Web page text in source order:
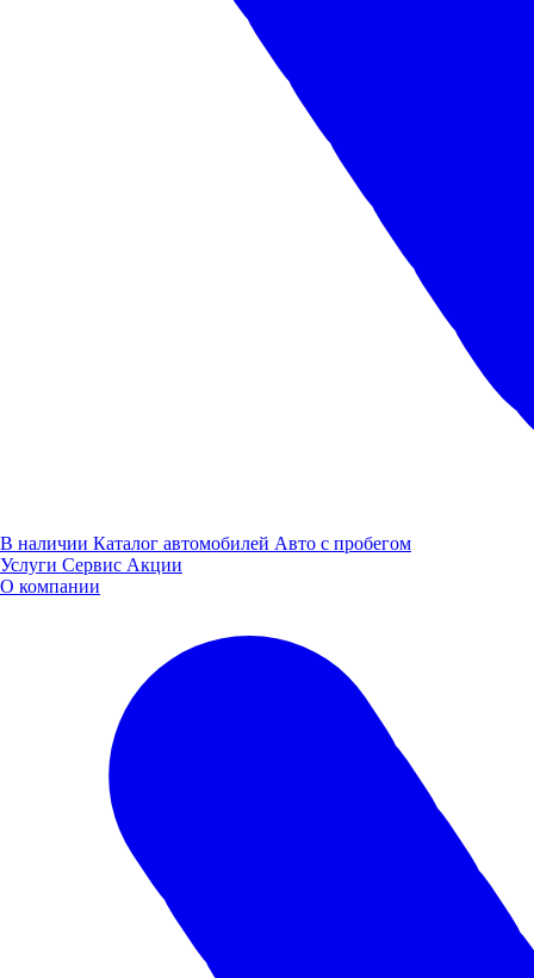
В наличии Каталог автомобилей Авто с пробегом
Услуги Сервис Акции
О компании
Ознакомьтесь с нашим модельным